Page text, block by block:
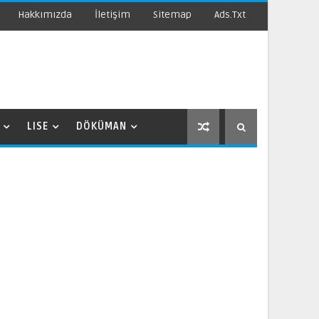
Hakkımızda İletişim Sitemap Ads.txt
LISE DÖKÜMAN